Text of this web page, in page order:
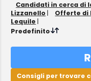
Candidati in cerca di
Lizzanello | Offerte di
Lequile |
Predefinito
Consigli per trovare